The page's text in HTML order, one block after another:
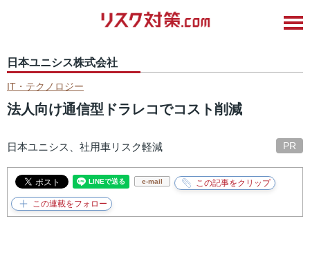
日本ユニシス株式会社
IT・テクノロジー
法人向け通信型ドラレコでコスト削減
日本ユニシス、社用車リスク軽減 PR
e-mail